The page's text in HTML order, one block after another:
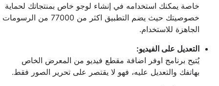
خاصة يمكنك استخدامه في إنشاء لوجو خاص بمنتجاتك لحماية
خصوصيتك حيث يضم التطبيق اكثر من 77000 من الرسومات
الجاهزة للاستخدام.
التعديل على الفيديو:
يُتيح برنامج اوفر اضافة مقطع فيديو من المعرض الخاص
بهاتفك والتعديل عليه، فهو لا يقتصر على تحرير الصور فقط.